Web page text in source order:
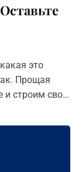
это
Прощая
и строим свою